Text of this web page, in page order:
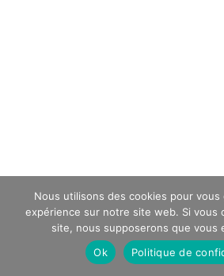
Nous utilisons des cookies pour vous
expérience sur notre site web. Si vous
site, nous supposerons que vous
Ok
Politique de